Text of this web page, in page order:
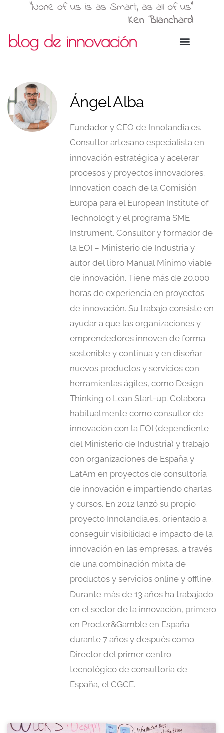
Ángel Alba
Fundador y CEO de Innolandia.es.
Consultor artesano especialista en
innovación estratégica y acelerar
procesos y proyectos innovadores.
Innovation coach de la Comisión
Europa para el European Institute of
Technologt y el programa SME
Instrument. Consultor y formador de
la EOI – Ministerio de Industria y
autor del libro Manual Mínimo viable
de innovación. Tiene más de 20.000
horas de experiencia en proyectos
de innovación. Su trabajo consiste en
ayudar a que las organizaciones y
emprendedores innoven de forma
sostenible y continua y en diseñar
nuevos productos y servicios con
herramientas ágiles, como Design
Thinking o Lean Start-up. Colabora
habitualmente como consultor de
innovación con la EOI (dependiente
del Ministerio de Industria) y trabajo
con organizaciones de España y
LatAm en proyectos de consultoría
de innovación e impartiendo charlas
y cursos. En 2012 lanzó su propio
proyecto Innolandia.es, orientado a
conseguir visibilidad e impacto de la
innovación en las empresas, a través
de una combinación mixta de
productos y servicios online y offline.
Durante más de 13 años ha trabajado
en el sector de la innovación, primero
en Procter&Gamble en España
durante 7 años y después como
Director del primer centro
tecnológico de consultoría de
España, el CGCE.